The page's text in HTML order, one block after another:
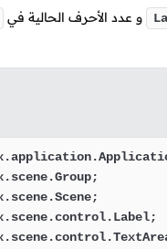
و عدد الأحرف الحالية في